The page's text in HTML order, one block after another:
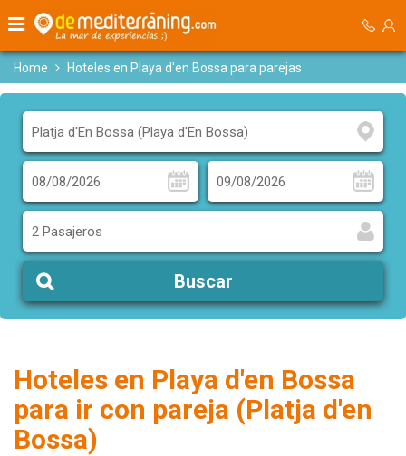
Home Hoteles en Playa d'en Bossa para parejas
2 Pasajeros
Buscar
Hoteles en Playa d'en Bossa
para ir con pareja (Platja d'en
Bossa)